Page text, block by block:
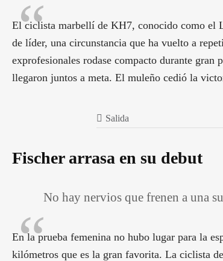
El ciclista marbellí de KH7, conocido como el
de líder, una circunstancia que ha vuelto a
exprofesionales rodase compacto durante
llegaron juntos a meta. El muleño cedió la
Salida
Fischer arrasa en su debut
No hay nervios que frenen a una
En la prueba femenina no hubo lugar para la
kilómetros que es la gran favorita. La ciclista